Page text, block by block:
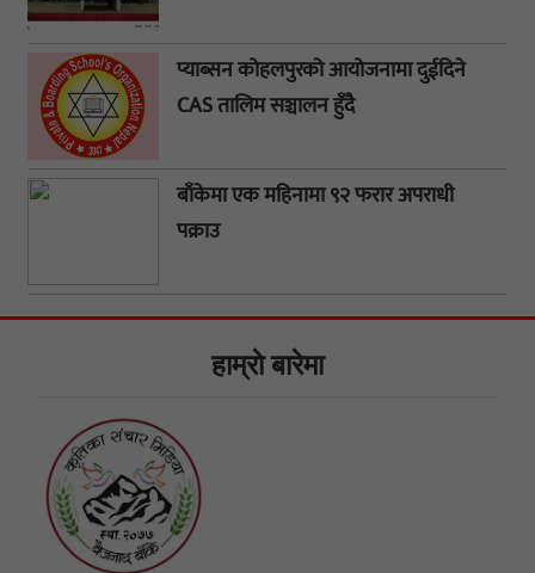
प्याब्सन कोहलपुरको आयोजनामा दुईदिने
CAS तालिम सञ्चालन हुँदै
बाँकेमा एक महिनामा ९२ फरार अपराधी
पक्राउ
हाम्राे बारेमा